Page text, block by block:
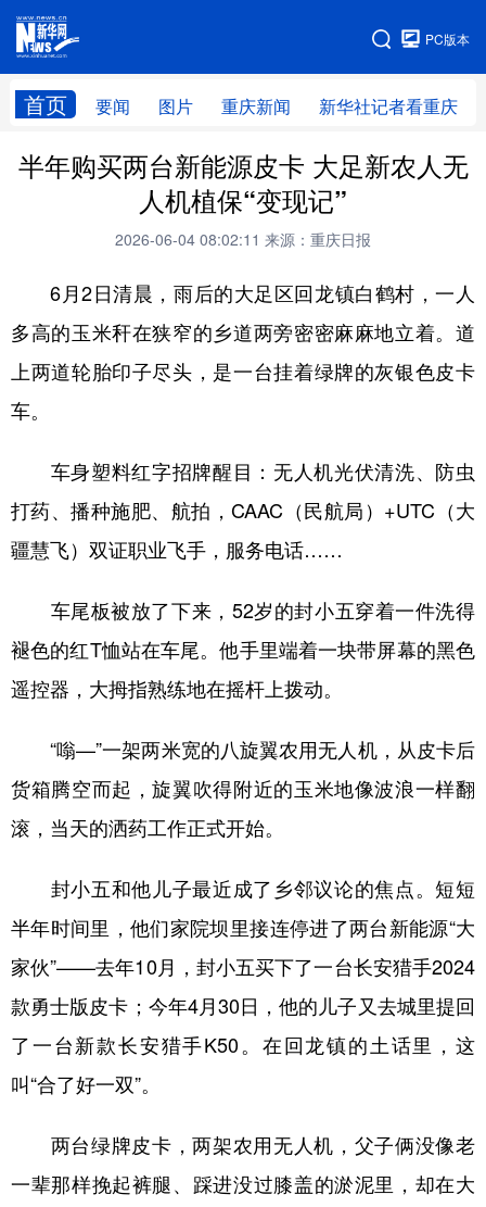
PC版本
首页 要闻 图片 重庆新闻 新华社记者看重庆
网站地图
半年购买两台新能源皮卡 大足新农人无
人机植保“变现记”
2026-06-04 08:02:11 来源：重庆日报
6月2日清晨，雨后的大足区回龙镇白鹤村，一人
多高的玉米秆在狭窄的乡道两旁密密麻麻地立着。道
上两道轮胎印子尽头，是一台挂着绿牌的灰银色皮卡
车。
车身塑料红字招牌醒目：无人机光伏清洗、防虫
打药、播种施肥、航拍，CAAC（民航局）+UTC（大
疆慧飞）双证职业飞手，服务电话……
车尾板被放了下来，52岁的封小五穿着一件洗得
褪色的红T恤站在车尾。他手里端着一块带屏幕的黑色
遥控器，大拇指熟练地在摇杆上拨动。
“嗡—”一架两米宽的八旋翼农用无人机，从皮卡后
货箱腾空而起，旋翼吹得附近的玉米地像波浪一样翻
滚，当天的洒药工作正式开始。
封小五和他儿子最近成了乡邻议论的焦点。短短
半年时间里，他们家院坝里接连停进了两台新能源“大
家伙”——去年10月，封小五买下了一台长安猎手2024
款勇士版皮卡；今年4月30日，他的儿子又去城里提回
了一台新款长安猎手K50。在回龙镇的土话里，这
叫“合了好一双”。
两台绿牌皮卡，两架农用无人机，父子俩没像老
一辈那样挽起裤腿、踩进没过膝盖的淤泥里，却在大